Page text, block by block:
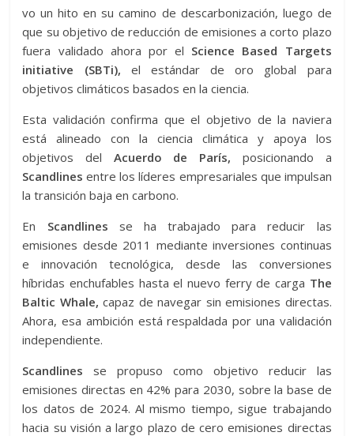
vo un hito en su camino de descarbonización, luego de
que su objetivo de reducción de emisiones a corto plazo
fuera validado ahora por el Science Based Targets
initiative (SBTi), el estándar de oro global para
objetivos climáticos basados en la ciencia.
Esta validación confirma que el objetivo de la naviera
está alineado con la ciencia climática y apoya los
objetivos del Acuerdo de París, posicionando a
Scandlines entre los líderes empresariales que impulsan
la transición baja en carbono.
En Scandlines se ha trabajado para reducir las
emisiones desde 2011 mediante inversiones continuas
e innovación tecnológica, desde las conversiones
híbridas enchufables hasta el nuevo ferry de carga The
Baltic Whale, capaz de navegar sin emisiones directas.
Ahora, esa ambición está respaldada por una validación
independiente.
Scandlines se propuso como objetivo reducir las
emisiones directas en 42% para 2030, sobre la base de
los datos de 2024. Al mismo tiempo, sigue trabajando
hacia su visión a largo plazo de cero emisiones directas